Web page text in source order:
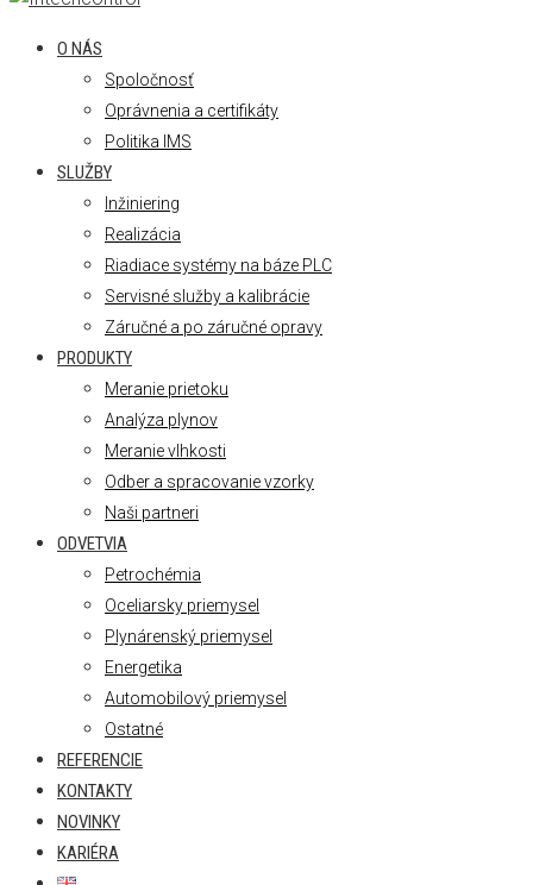
O NÁS
Spoločnosť
Oprávnenia a certifikáty
Politika IMS
SLUŽBY
Inžiniering
Realizácia
Riadiace systémy na báze PLC
Servisné služby a kalibrácie
Záručné a po záručné opravy
PRODUKTY
Meranie prietoku
Analýza plynov
Meranie vlhkosti
Odber a spracovanie vzorky
Naši partneri
ODVETVIA
Petrochémia
Oceliarsky priemysel
Plynárenský priemysel
Energetika
Automobilový priemysel
Ostatné
REFERENCIE
KONTAKTY
NOVINKY
KARIÉRA